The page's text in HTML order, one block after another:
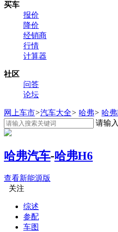
买车
报价
降价
经销商
行情
计算器
社区
问答
论坛
网上车市>汽车大全> 哈弗> 哈
请输
哈弗汽车-哈弗H6
查看新能源版
关注
综述
参配
车图